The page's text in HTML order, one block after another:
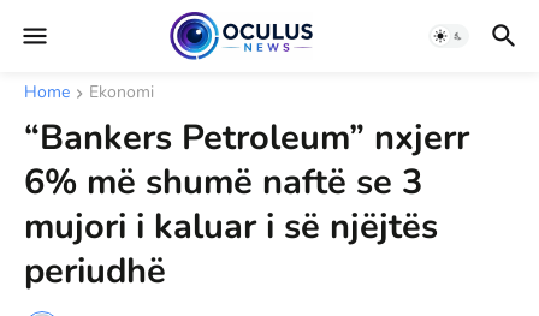
Home Ekonomi
“Bankers Petroleum” nxjerr
6% më shumë naftë se 3
mujori i kaluar i së njëjtës
periudhë